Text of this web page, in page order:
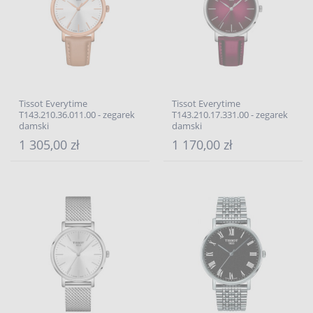
Tissot Everytime
T143.210.36.011.00 - zegarek
damski
1 305,00 zł
Tissot Everytime
T143.210.17.331.00 - zegarek
damski
1 170,00 zł